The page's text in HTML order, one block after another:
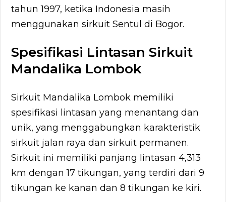
tahun 1997, ketika Indonesia masih
menggunakan sirkuit Sentul di Bogor.
Spesifikasi Lintasan Sirkuit
Mandalika Lombok
Sirkuit Mandalika Lombok memiliki
spesifikasi lintasan yang menantang dan
unik, yang menggabungkan karakteristik
sirkuit jalan raya dan sirkuit permanen.
Sirkuit ini memiliki panjang lintasan 4,313
km dengan 17 tikungan, yang terdiri dari 9
tikungan ke kanan dan 8 tikungan ke kiri.